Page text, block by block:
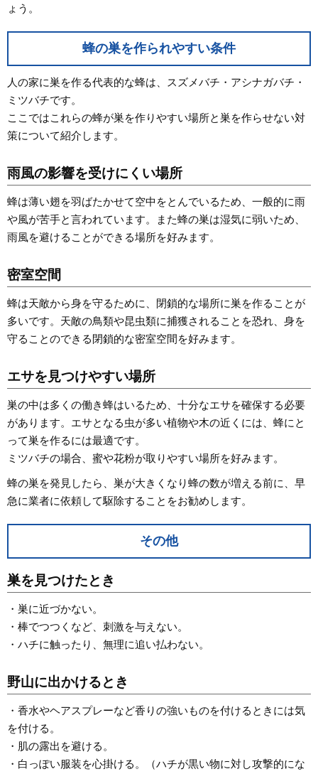
ょう。
蜂の巣を作られやすい条件
人の家に巣を作る代表的な蜂は、スズメバチ・アシナガバチ・
ミツバチです。
ここではこれらの蜂が巣を作りやすい場所と巣を作らせない対
策について紹介します。
雨風の影響を受けにくい場所
蜂は薄い翅を羽ばたかせて空中をとんでいるため、一般的に雨
や風が苦手と言われています。また蜂の巣は湿気に弱いため、
雨風を避けることができる場所を好みます。
密室空間
蜂は天敵から身を守るために、閉鎖的な場所に巣を作ることが
多いです。天敵の鳥類や昆虫類に捕獲されることを恐れ、身を
守ることのできる閉鎖的な密室空間を好みます。
エサを見つけやすい場所
巣の中は多くの働き蜂はいるため、十分なエサを確保する必要
があります。エサとなる虫が多い植物や木の近くには、蜂にと
って巣を作るには最適です。
ミツバチの場合、蜜や花粉が取りやすい場所を好みます。
蜂の巣を発見したら、巣が大きくなり蜂の数が増える前に、早
急に業者に依頼して駆除することをお勧めします。
その他
巣を見つけたとき
・巣に近づかない。
・棒でつつくなど、刺激を与えない。
・ハチに触ったり、無理に追い払わない。
野山に出かけるとき
・香水やヘアスプレーなど香りの強いものを付けるときには気
を付ける。
・肌の露出を避ける。
・白っぽい服装を心掛ける。（ハチが黒い物に対し攻撃的にな